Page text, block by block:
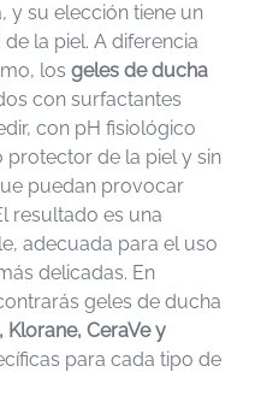
y su elección tiene un
la piel. A diferencia
los geles de ducha
con surfactantes
con pH fisiológico
de la piel y sin
puedan provocar
resultado es una
adecuada para el uso
delicadas. En
geles de ducha
Klorane, CeraVe y
para cada tipo de